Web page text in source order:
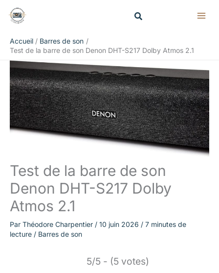
Accueil
Barres de son
Test de la barre de son Denon DHT-S217 Dolby Atmos 2.1
Test de la barre de son
Denon DHT-S217 Dolby
Atmos 2.1
Par Théodore Charpentier / 10 juin 2026 / 7 minutes de
lecture / Barres de son
5/5 - (5 votes)
Rechercher